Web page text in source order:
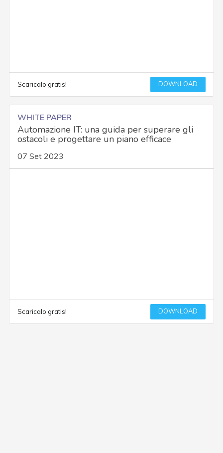
Scaricalo gratis! DOWNLOAD
WHITE PAPER
Automazione IT: una guida per superare gli
ostacoli e progettare un piano efficace
07 Set 2023
Scaricalo gratis! DOWNLOAD